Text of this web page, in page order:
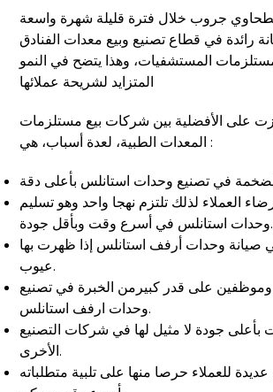
جروب خلال فترة قليلة شهرة واسعة
رائدة في قطاع تصنيع وبيع معدات الفنادق
المستشفيات، وهذا يتضح في النمو
المتزايد لشريحة عملائها
على الأفضلية بين شركات بيع مستلزمات
المعدات الطبية، لعدة أسباب، هي :
العملاء لذلك تلتزم نهجا واحد وهو تسليم
وحدات استانلس في أسرع وقت وبأقل جودة.
صيانة وحدات أرفف استانلس إذا ظهرت بها
عيوب.
وموظفين على قدر كبيرمن الخبرة في تصنيع
وحدات ارفف استانلس.
بأعلى جودة لا مثيل لها في شركات التصنيع
الأخرى.
للعملاء حرصا منها على تلبية متطلباته